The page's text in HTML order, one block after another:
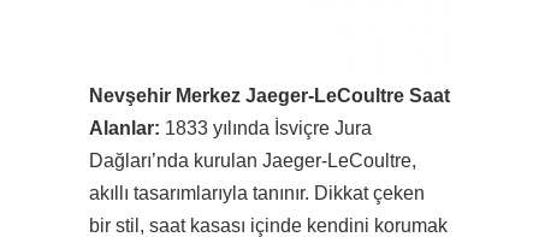
Nevşehir Merkez Jaeger-LeCoultre Saat
Alanlar: 1833 yılında İsviçre Jura
Dağları’nda kurulan Jaeger-LeCoultre,
akıllı tasarımlarıyla tanınır. Dikkat çeken
bir stil, saat kasası içinde kendini korumak